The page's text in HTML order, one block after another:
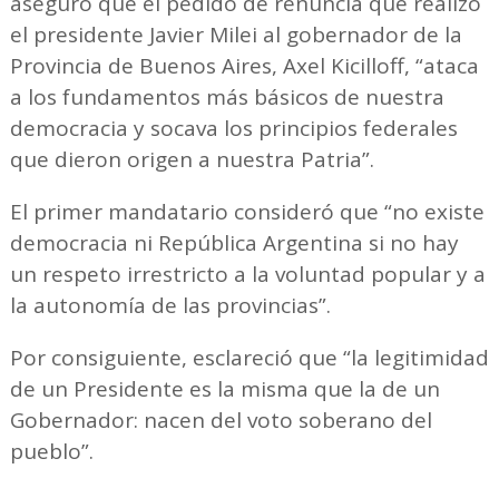
el presidente Javier Milei al gobernador de la
Provincia de Buenos Aires, Axel Kicilloff, “ataca
a los fundamentos más básicos de nuestra
democracia y socava los principios federales
que dieron origen a nuestra Patria”.
El primer mandatario consideró que “no existe
democracia ni República Argentina si no hay
un respeto irrestricto a la voluntad popular y a
la autonomía de las provincias”.
Por consiguiente, esclareció que “la legitimidad
de un Presidente es la misma que la de un
Gobernador: nacen del voto soberano del
pueblo”.